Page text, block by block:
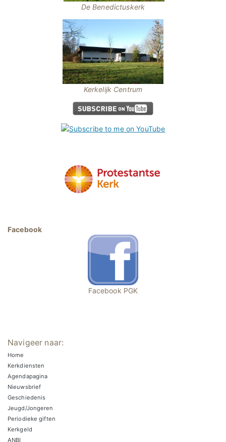
De Benedictuskerk
Kerkelijk Centrum
Facebook
Facebook PGK
Navigeer naar:
Home
Kerkdiensten
Agendapagina
Nieuwsbrief
Geschiedenis
Jeugd/Jongeren
Periodieke giften
Kerkgeld
ANBI